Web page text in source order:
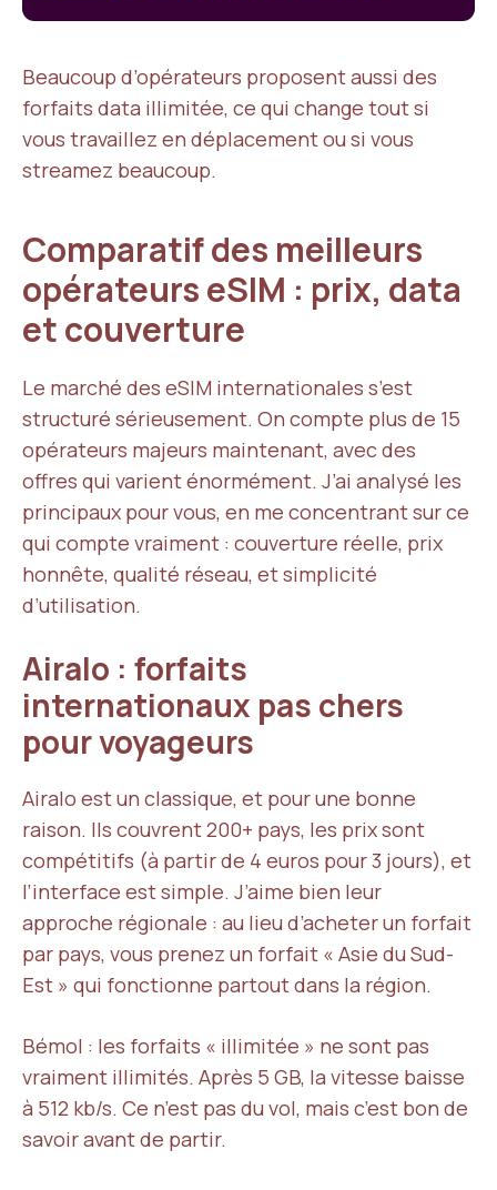
Beaucoup d’opérateurs proposent aussi des
forfaits data illimitée, ce qui change tout si
vous travaillez en déplacement ou si vous
streamez beaucoup.
Comparatif des meilleurs
opérateurs eSIM : prix, data
et couverture
Le marché des eSIM internationales s’est
structuré sérieusement. On compte plus de 15
opérateurs majeurs maintenant, avec des
offres qui varient énormément. J’ai analysé les
principaux pour vous, en me concentrant sur ce
qui compte vraiment : couverture réelle, prix
honnête, qualité réseau, et simplicité
d’utilisation.
Airalo : forfaits
internationaux pas chers
pour voyageurs
Airalo est un classique, et pour une bonne
raison. Ils couvrent 200+ pays, les prix sont
compétitifs (à partir de 4 euros pour 3 jours), et
l’interface est simple. J’aime bien leur
approche régionale : au lieu d’acheter un forfait
par pays, vous prenez un forfait « Asie du Sud-
Est » qui fonctionne partout dans la région.
Bémol : les forfaits « illimitée » ne sont pas
vraiment illimités. Après 5 GB, la vitesse baisse
à 512 kb/s. Ce n’est pas du vol, mais c’est bon de
savoir avant de partir.